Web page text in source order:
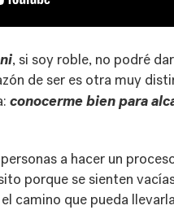
, si soy roble, no podré
de ser es otra muy
conocerme bien para
a hacer un
porque se sienten
camino que pueda